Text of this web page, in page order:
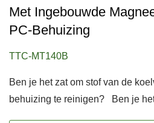
Met Ingebouwde
PC-Behuizing
TTC-MT140B
Ben je het zat om stof van de
behuizing te reinigen? Ben je